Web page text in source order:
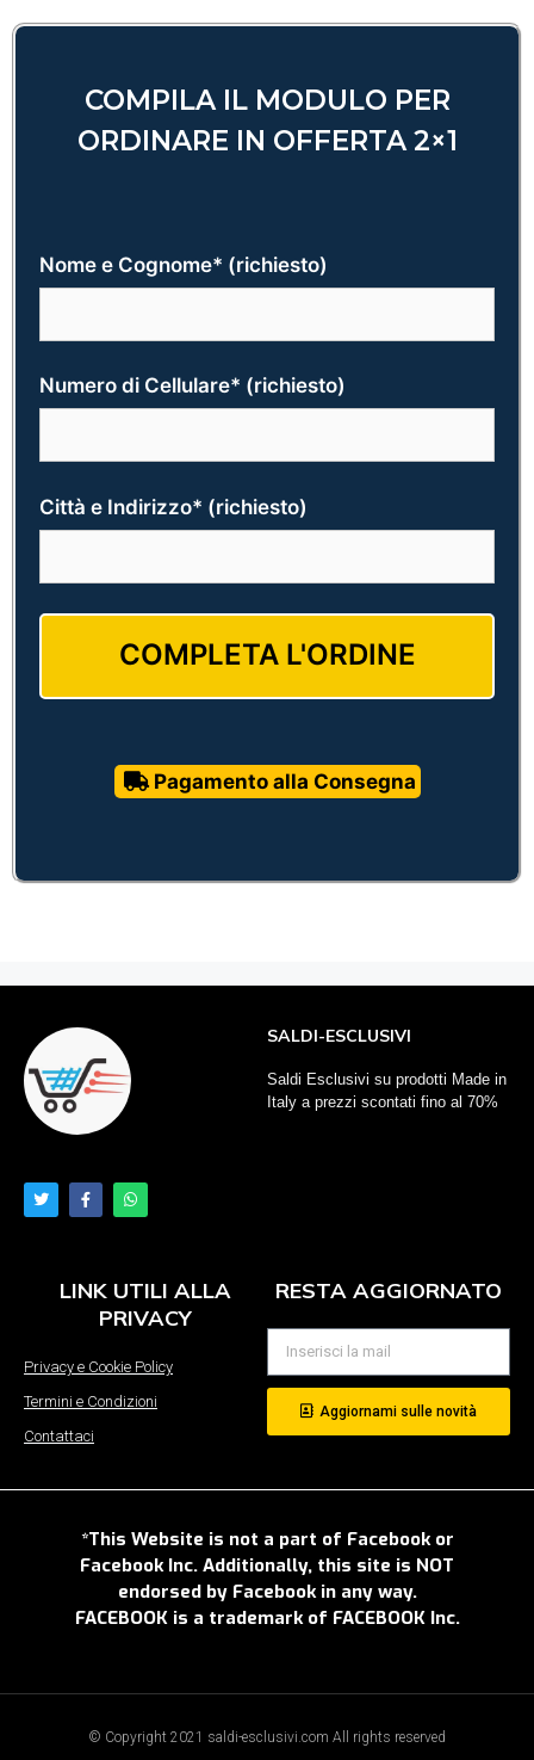
COMPILA IL MODULO PER
ORDINARE IN OFFERTA 2×1
Nome e Cognome* (richiesto)
Numero di Cellulare* (richiesto)
Città e Indirizzo* (richiesto)
Pagamento alla Consegna
SALDI-ESCLUSIVI
Saldi Esclusivi su prodotti Made in
Italy a prezzi scontati fino al 70%
LINK UTILI ALLA
PRIVACY
Privacy e Cookie Policy
Termini e Condizioni
Contattaci
RESTA AGGIORNATO
Aggiornami sulle novità
*This Website is not a part of Facebook or
Facebook Inc. Additionally, this site is NOT
endorsed by Facebook in any way.
FACEBOOK is a trademark of FACEBOOK Inc.
© Copyright 2021 saldi-esclusivi.com All rights reserved